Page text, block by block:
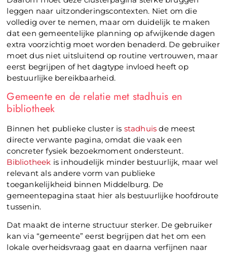
leggen naar uitzonderingscontexten. Niet om die
volledig over te nemen, maar om duidelijk te maken
dat een gemeentelijke planning op afwijkende dagen
extra voorzichtig moet worden benaderd. De gebruiker
moet dus niet uitsluitend op routine vertrouwen, maar
eerst begrijpen of het dagtype invloed heeft op
bestuurlijke bereikbaarheid.
Gemeente en de relatie met stadhuis en
bibliotheek
Binnen het publieke cluster is stadhuis de meest
directe verwante pagina, omdat die vaak een
concreter fysiek bezoekmoment ondersteunt.
Bibliotheek is inhoudelijk minder bestuurlijk, maar wel
relevant als andere vorm van publieke
toegankelijkheid binnen Middelburg. De
gemeentepagina staat hier als bestuurlijke hoofdroute
tussenin.
Dat maakt de interne structuur sterker. De gebruiker
kan via “gemeente” eerst begrijpen dat het om een
lokale overheidsvraag gaat en daarna verfijnen naar